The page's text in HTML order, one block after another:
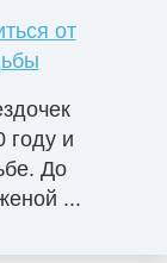
от
году и
До
...